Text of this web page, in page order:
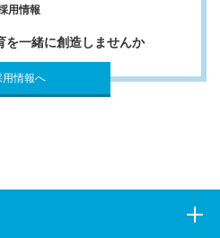
用情報
を一緒に創造しませんか
用情報へ